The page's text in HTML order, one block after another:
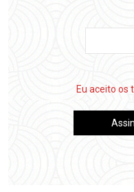
Eu aceito os